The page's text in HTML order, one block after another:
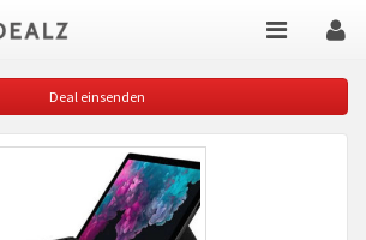
Deal einsenden